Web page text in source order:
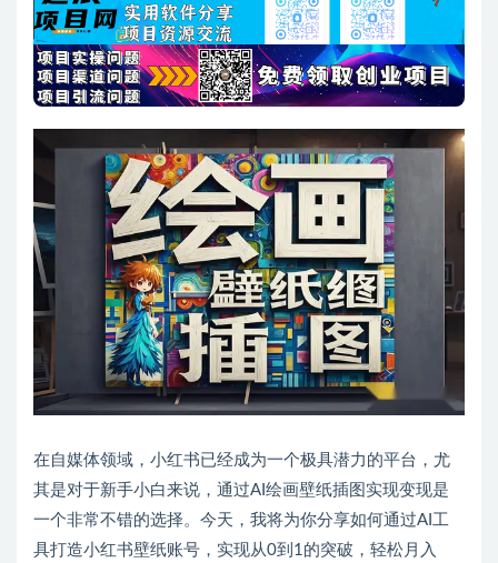
在自媒体领域，小红书已经成为一个极具潜力的平台，尤
其是对于新手小白来说，通过AI绘画壁纸插图实现变现是
一个非常不错的选择。今天，我将为你分享如何通过AI工
具打造小红书壁纸账号，实现从0到1的突破，轻松月入